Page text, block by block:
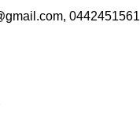
0442451561